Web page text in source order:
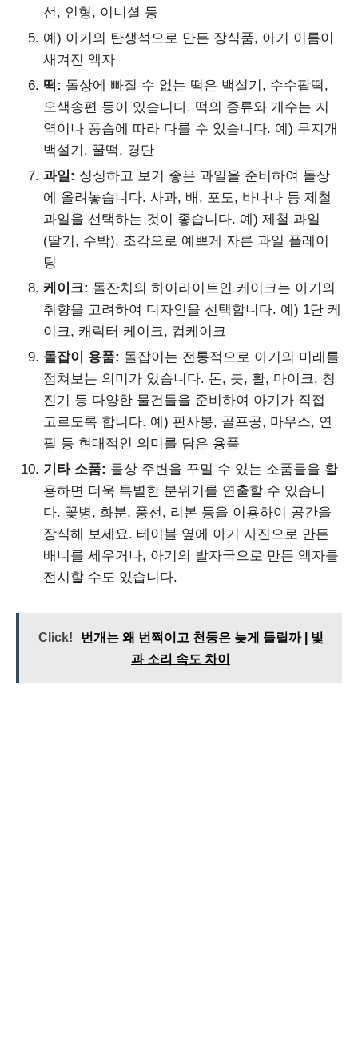
선, 인형, 이니셜 등
예) 아기의 탄생석으로 만든 장식품, 아기 이름이
새겨진 액자
떡: 돌상에 빠질 수 없는 떡은 백설기, 수수팥떡,
오색송편 등이 있습니다. 떡의 종류와 개수는 지
역이나 풍습에 따라 다를 수 있습니다. 예) 무지개
백설기, 꿀떡, 경단
과일: 싱싱하고 보기 좋은 과일을 준비하여 돌상
에 올려놓습니다. 사과, 배, 포도, 바나나 등 제철
과일을 선택하는 것이 좋습니다. 예) 제철 과일
(딸기, 수박), 조각으로 예쁘게 자른 과일 플레이
팅
케이크: 돌잔치의 하이라이트인 케이크는 아기의
취향을 고려하여 디자인을 선택합니다. 예) 1단 케
이크, 캐릭터 케이크, 컵케이크
돌잡이 용품: 돌잡이는 전통적으로 아기의 미래를
점쳐보는 의미가 있습니다. 돈, 붓, 활, 마이크, 청
진기 등 다양한 물건들을 준비하여 아기가 직접
고르도록 합니다. 예) 판사봉, 골프공, 마우스, 연
필 등 현대적인 의미를 담은 용품
기타 소품: 돌상 주변을 꾸밀 수 있는 소품들을 활
용하면 더욱 특별한 분위기를 연출할 수 있습니
다. 꽃병, 화분, 풍선, 리본 등을 이용하여 공간을
장식해 보세요. 테이블 옆에 아기 사진으로 만든
배너를 세우거나, 아기의 발자국으로 만든 액자를
전시할 수도 있습니다.
Click!
번개는 왜 번쩍이고 천둥은 늦게 들릴까 | 빛
과 소리 속도 차이